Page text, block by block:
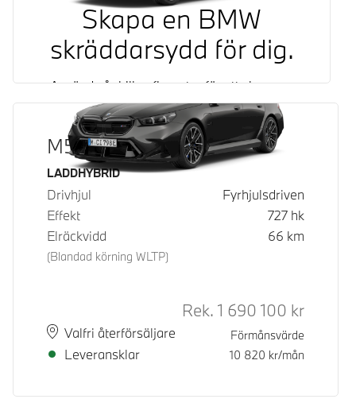
Skapa en BMW
skräddarsydd för dig.
Använd vår bilkonfigurator för att skapa en
bil helt utifrån din egna smak. Anpassa
varje detalj och se din drömbil växa till liv.
Bygg din nästa BMW
M5 Sedan
Bränsle
LADDHYBRID
Drivhjul
Fyrhjulsdriven
Effekt
727 hk
Elräckvidd
(Blandad körning WLTP)
66 km
PlatsValfri återförsäljare
Leveranstid
Leveransklar
Rek. ord
Rek. 1 690 100 kr
Förmånsvärde
10 820 kr/mån